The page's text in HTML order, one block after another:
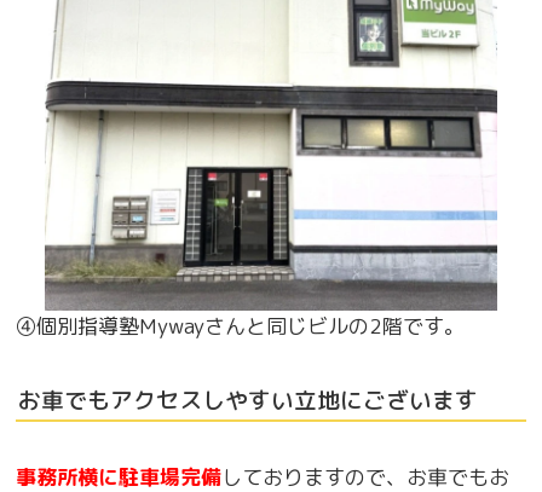
④個別指導塾Mywayさんと同じビルの2階です。
お車でもアクセスしやすい立地にございます
事務所横に駐車場完備しておりますので、お車でもお